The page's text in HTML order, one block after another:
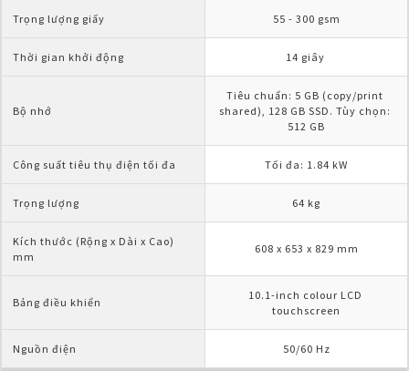
Trọng lượng giấy 55 - 300 gsm
Thời gian khởi động 14 giây
Bộ nhớ
Tiêu chuẩn: 5 GB (copy/print
shared), 128 GB SSD. Tùy chọn:
512 GB
Công suất tiêu thụ điện tối đa Tối đa: 1.84 kW
Trọng lượng 64 kg
Kích thước (Rộng x Dài x Cao)
mm
608 x 653 x 829 mm
Bảng điều khiển
10.1-inch colour LCD
touchscreen
Nguồn điện 50/60 Hz